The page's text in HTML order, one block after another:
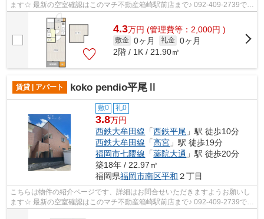
ます☆ 最新の空室確認はこのマチ不動産箱崎駅前店まで♪ 092-409-2739で
す！迅速に対応致します！！！！！♪
4.3万円 (管理費等：2,000円 )
敷金 0ヶ月 礼金 0ヶ月
2階 / 1K / 21.90㎡
賃貸 | アパート koko pendio平尾Ⅱ
敷0 礼0
3.8万円
西鉄大牟田線 「西鉄平尾 」駅 徒歩10分
西鉄大牟田線 「高宮 」駅 徒歩19分
福岡市七隈線 「薬院大通 」駅 徒歩20分
築18年 / 22.97㎡
福岡県福岡市南区平和 ２丁目
こちらは物件の紹介ページです、詳細はお問合せいただきますようお願いし
ます☆ 最新の空室確認はこのマチ不動産箱崎駅前店まで♪ 092-409-2739で